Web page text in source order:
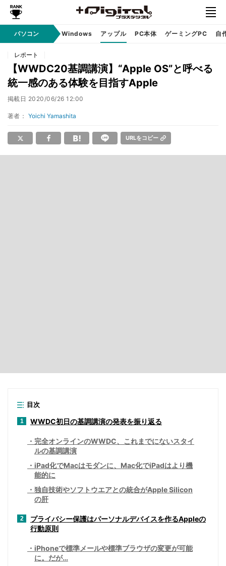
パソコン Windows アップル PC本体 ゲーミングPC 自
レポート
【WWDC20基調講演】“Apple OS”と呼べる
統一感のある体験を目指すApple
掲載日 2020/06/26 12:00
著者： Yoichi Yamashita
URLをコピー
目次
1 WWDC初日の基調講演の発表を振り返る
完全オンラインのWWDC、これまでにないスタイ
ルの基調講演
iPad化でMacはモダンに、Mac化でiPadはより機
能的に
独自技術やソフトウエアとの統合がApple Silicon
の肝
2
プライバシー保護はパーソナルデバイスを作るAppleの
行動原則
iPhoneで標準メールや標準ブラウザの変更が可能
に。だが…